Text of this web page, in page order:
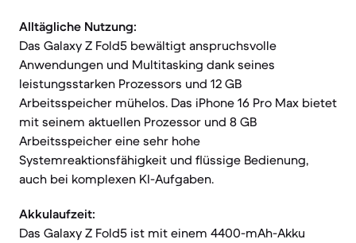
Alltägliche Nutzung:
Das Galaxy Z Fold5 bewältigt anspruchsvolle
Anwendungen und Multitasking dank seines
leistungsstarken Prozessors und 12 GB
Arbeitsspeicher mühelos. Das iPhone 16 Pro Max bietet
mit seinem aktuellen Prozessor und 8 GB
Arbeitsspeicher eine sehr hohe
Systemreaktionsfähigkeit und flüssige Bedienung,
auch bei komplexen KI-Aufgaben.
Akkulaufzeit:
Das Galaxy Z Fold5 ist mit einem 4400-mAh-Akku